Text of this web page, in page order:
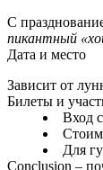
С
пикантный
Дата и место
Зависит от
Билеты и
Вход
Для
Conclusion –